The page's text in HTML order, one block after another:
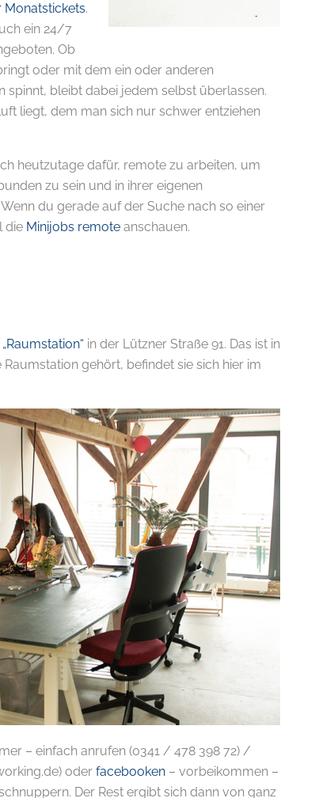
Monatstickets.
ein 24/7
Ob
oder mit dem ein oder anderen
spinnt, bleibt dabei jedem selbst überlassen.
liegt, dem man sich nur schwer entziehen
heutzutage dafür, remote zu arbeiten, um
zu sein und in ihrer eigenen
du gerade auf der Suche nach so einer
die Minijobs remote anschauen.
in der Lützner Straße 91. Das ist in
gehört, befindet sie sich hier im
– einfach anrufen (0341 / 478 398 72) /
oder facebooken – vorbeikommen –
Der Rest ergibt sich dann von ganz